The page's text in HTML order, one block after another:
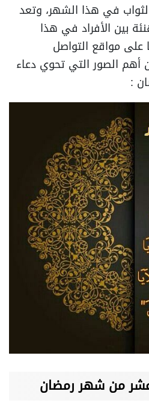
في هذا الشهر، وتعد
بين الأفراد في هذا
على مواقع التواصل
أهم الصور التي تحوي دعاء
:
عشر من شهر رمضان